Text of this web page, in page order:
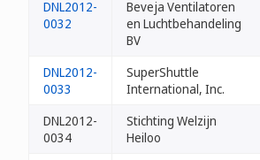
DNL2012-
0032
Beveja Ventilatoren
en Luchtbehandeling
BV
DNL2012-
0033
SuperShuttle
International, Inc.
DNL2012-
0034
Stichting Welzijn
Heiloo